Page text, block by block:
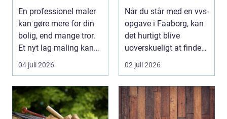
malerprojekt
En professionel maler
kan gøre mere for din
bolig, end mange tror.
Et nyt lag maling kan
lysne mørke...
04 juli 2026
Når du står med en vvs-
opgave i Faaborg, kan
det hurtigt blive
uoverskueligt at finde
ud af, hvem du...
02 juli 2026